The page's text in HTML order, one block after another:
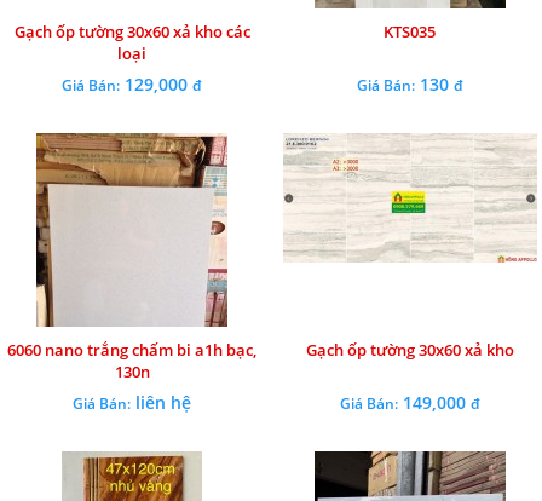
Gạch ốp tường 30x60 xả kho các
loại
Giá Bán: 129,000đ
KTS035
Giá Bán:130 đ
6060 nano trắng chấm bi a1h bạc,
130n
Giá Bán: liên hệ
Gạch ốp tường 30x60 xả kho
Giá Bán:149,000 đ